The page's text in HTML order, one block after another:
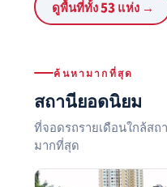
ดูพื้นที่ทั้ง 53 แห่ง →
ค้นหามากที่สุด
สถานียอดนิยม
ที่จอดรถรายเดือนใกล้สถ
มากที่สุด